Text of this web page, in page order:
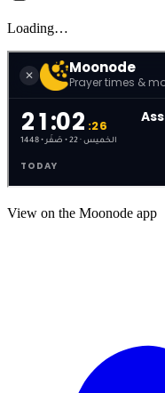
Loading…
View on the Moonode app